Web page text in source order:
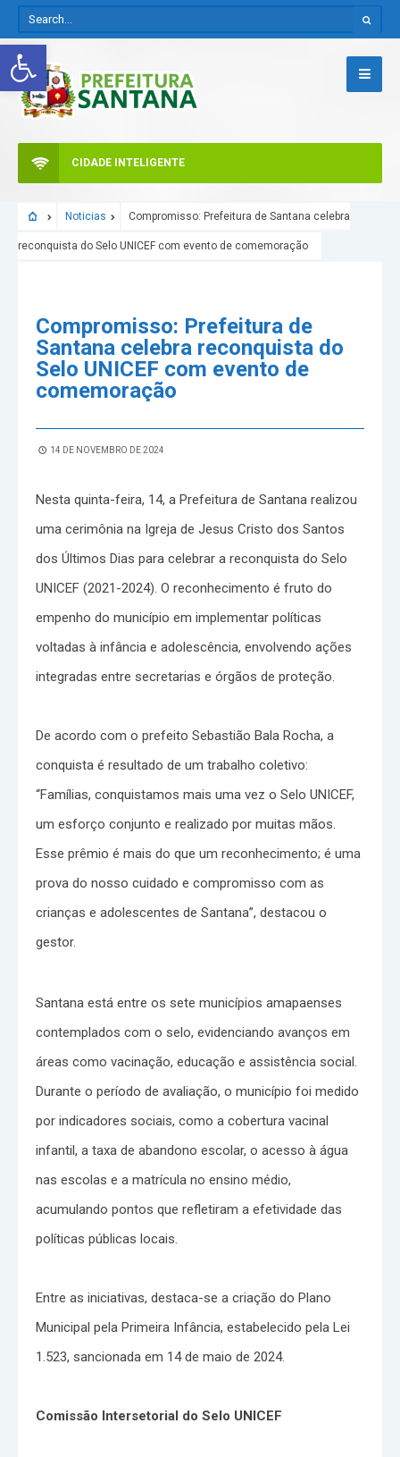
Abrir a barra de ferramentas
CIDADE INTELIGENTE
Noticias Compromisso: Prefeitura de Santana celebra
reconquista do Selo UNICEF com evento de comemoração
Compromisso: Prefeitura de
Santana celebra reconquista do
Selo UNICEF com evento de
comemoração
14 DE NOVEMBRO DE 2024
Nesta quinta-feira, 14, a Prefeitura de Santana realizou
uma cerimônia na Igreja de Jesus Cristo dos Santos
dos Últimos Dias para celebrar a reconquista do Selo
UNICEF (2021-2024). O reconhecimento é fruto do
empenho do município em implementar políticas
voltadas à infância e adolescência, envolvendo ações
integradas entre secretarias e órgãos de proteção.
De acordo com o prefeito Sebastião Bala Rocha, a
conquista é resultado de um trabalho coletivo:
“Famílias, conquistamos mais uma vez o Selo UNICEF,
um esforço conjunto e realizado por muitas mãos.
Esse prêmio é mais do que um reconhecimento; é uma
prova do nosso cuidado e compromisso com as
crianças e adolescentes de Santana”, destacou o
gestor.
Santana está entre os sete municípios amapaenses
contemplados com o selo, evidenciando avanços em
áreas como vacinação, educação e assistência social.
Durante o período de avaliação, o município foi medido
por indicadores sociais, como a cobertura vacinal
infantil, a taxa de abandono escolar, o acesso à água
nas escolas e a matrícula no ensino médio,
acumulando pontos que refletiram a efetividade das
políticas públicas locais.
Entre as iniciativas, destaca-se a criação do Plano
Municipal pela Primeira Infância, estabelecido pela Lei
1.523, sancionada em 14 de maio de 2024.
Comissão Intersetorial do Selo UNICEF